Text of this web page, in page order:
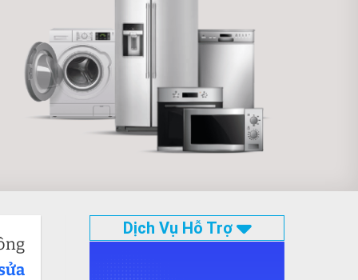
Dịch Vụ Hỗ Trợ